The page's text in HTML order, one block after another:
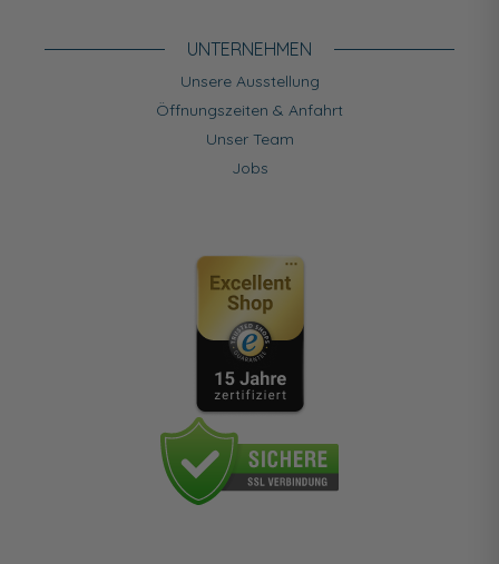
UNTERNEHMEN
Unsere Ausstellung
Öffnungszeiten & Anfahrt
Unser Team
Jobs